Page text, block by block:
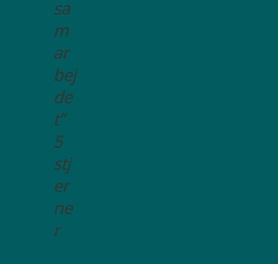
sa
m
ar
bej
de
t”
5
stj
er
ne
r